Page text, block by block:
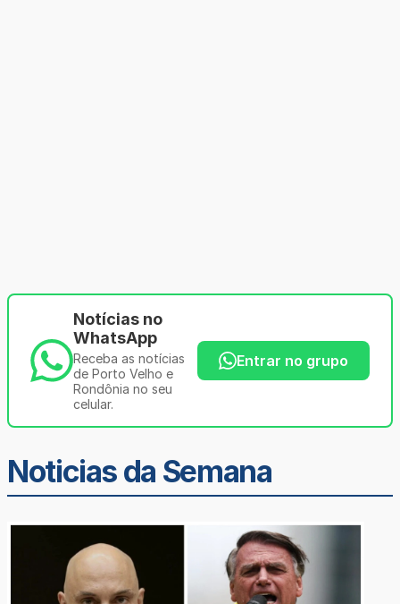
Notícias no
WhatsApp
Receba as notícias
de Porto Velho e
Rondônia no seu
celular.
Entrar no grupo
Noticias da Semana